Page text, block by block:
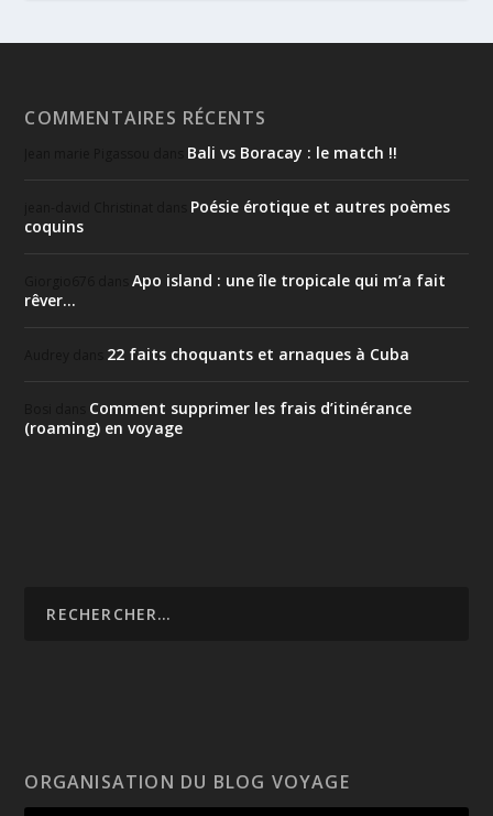
COMMENTAIRES RÉCENTS
Bali vs Boracay : le match !!
Poésie érotique et autres poèmes
coquins
dansApo island : une île tropicale qui m’a fait
rêver…
22 faits choquants et arnaques à Cuba
Comment supprimer les frais d’itinérance
(roaming) en voyage
ORGANISATION DU BLOG VOYAGE